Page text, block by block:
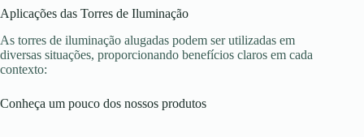
Aplicações das Torres de Iluminação
As torres de iluminação alugadas podem ser utilizadas em
diversas situações, proporcionando benefícios claros em cada
contexto:
Conheça um pouco dos nossos produtos